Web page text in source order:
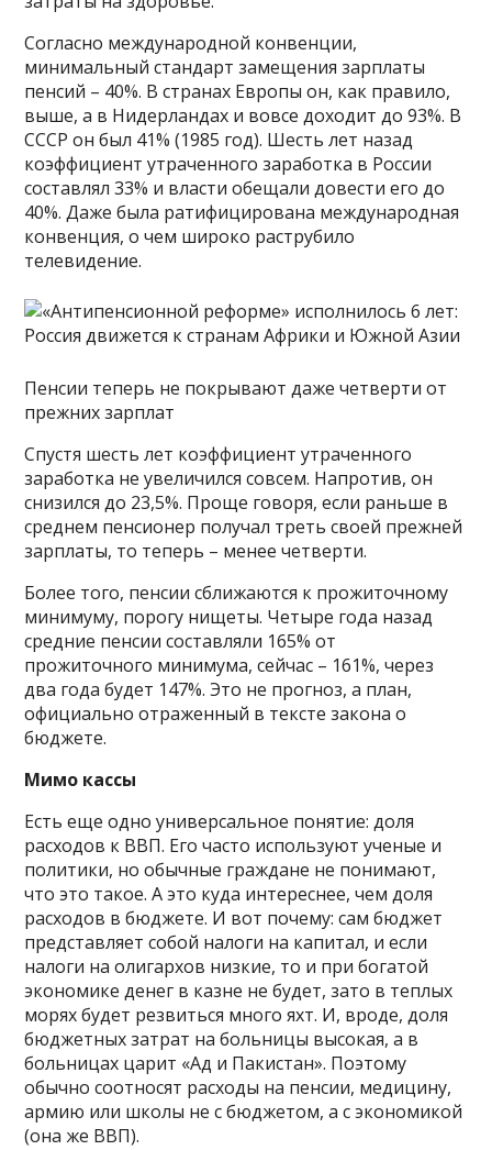
Согласно международной конвенции,
минимальный стандарт замещения зарплаты
пенсий – 40%. В странах Европы он, как правило,
выше, а в Нидерландах и вовсе доходит до 93%. В
СССР он был 41% (1985 год). Шесть лет назад
коэффициент утраченного заработка в России
составлял 33% и власти обещали довести его до
40%. Даже была ратифицирована международная
конвенция, о чем широко раструбило
телевидение.
Пенсии теперь не покрывают даже четверти от
прежних зарплат
Спустя шесть лет коэффициент утраченного
заработка не увеличился совсем. Напротив, он
снизился до 23,5%. Проще говоря, если раньше в
среднем пенсионер получал треть своей прежней
зарплаты, то теперь – менее четверти.
Более того, пенсии сближаются к прожиточному
минимуму, порогу нищеты. Четыре года назад
средние пенсии составляли 165% от
прожиточного минимума, сейчас – 161%, через
два года будет 147%. Это не прогноз, а план,
официально отраженный в тексте закона о
бюджете.
Мимо кассы
Есть еще одно универсальное понятие: доля
расходов к ВВП. Его часто используют ученые и
политики, но обычные граждане не понимают,
что это такое. А это куда интереснее, чем доля
расходов в бюджете. И вот почему: сам бюджет
представляет собой налоги на капитал, и если
налоги на олигархов низкие, то и при богатой
экономике денег в казне не будет, зато в теплых
морях будет резвиться много яхт. И, вроде, доля
бюджетных затрат на больницы высокая, а в
больницах царит «Ад и Пакистан». Поэтому
обычно соотносят расходы на пенсии, медицину,
армию или школы не с бюджетом, а с экономикой
(она же ВВП).